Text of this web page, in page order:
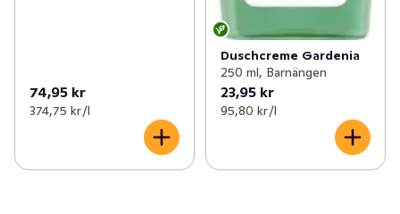
74,95 kr
374,75 kr /l
Duschcreme Gardenia
250 ml, Barnängen
23,95 kr
95,80 kr /l